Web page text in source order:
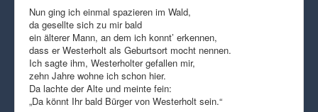
Nun ging ich einmal spazieren im Wald,
da gesellte sich zu mir bald
ein älterer Mann, an dem ich konnt’ erkennen,
dass er Westerholt als Geburtsort mocht nennen.
Ich sagte ihm, Westerholter gefallen mir,
zehn Jahre wohne ich schon hier.
Da lachte der Alte und meinte fein:
„Da könnt Ihr bald Bürger von Westerholt sein.“